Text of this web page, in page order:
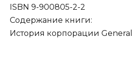
ISBN 9-900805-2-2
Содержание книги:
История корпорации General